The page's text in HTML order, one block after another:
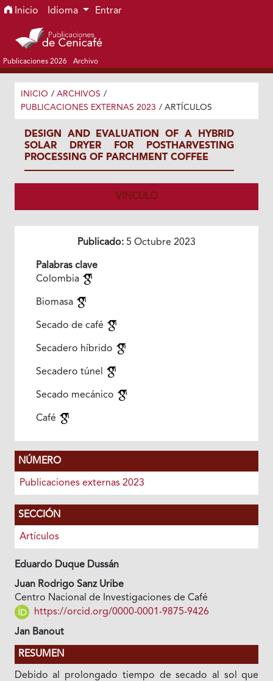
Ir al menú de navegación principal
Ir al contenido principal
Ir al pie de página del sitio
Inicio Idioma Entrar
Publicaciones 2026 Archivo
INICIO / ARCHIVOS /
PUBLICACIONES EXTERNAS 2023 / ARTÍCULOS
DESIGN AND EVALUATION OF A HYBRID
SOLAR DRYER FOR POSTHARVESTING
PROCESSING OF PARCHMENT COFFEE
VINCULO
Publicado: 5 Octubre 2023
Palabras clave
Colombia
Biomasa
Secado de café
Secadero híbrido
Secadero túnel
Secado mecánico
Café
NÚMERO
Publicaciones externas 2023
SECCIÓN
Artículos
Eduardo Duque Dussán
Juan Rodrigo Sanz Uribe
Centro Nacional de Investigaciones de Café
https://orcid.org/0000-0001-9875-9426
Jan Banout
RESUMEN
Debido al prolongado tiempo de secado al sol que